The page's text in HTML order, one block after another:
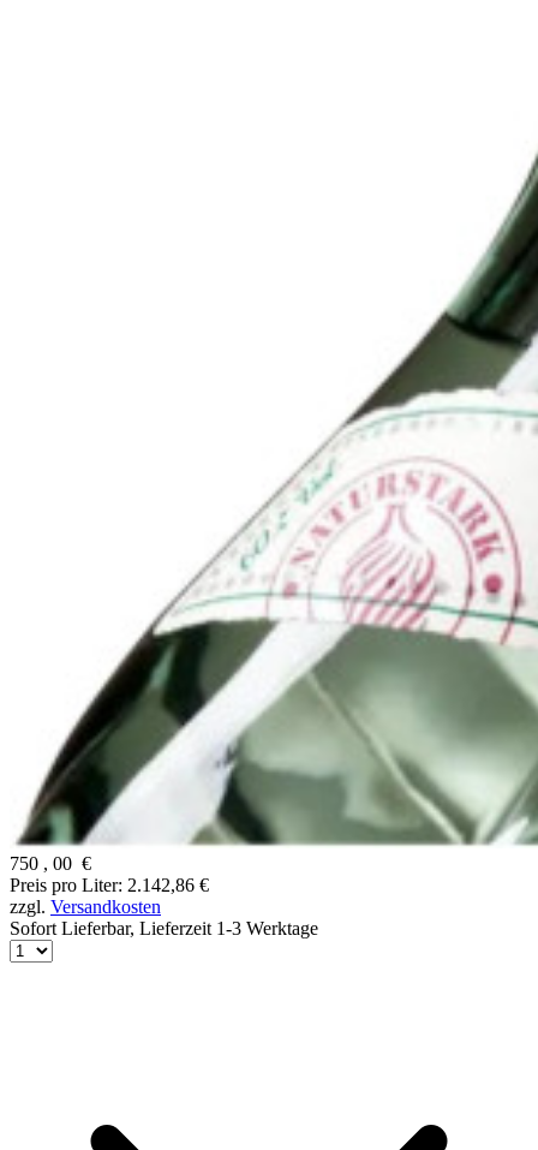
750 , 00 €
Preis pro Liter: 2.142,86 €
zzgl. Versandkosten
Sofort Lieferbar, Lieferzeit 1-3 Werktage